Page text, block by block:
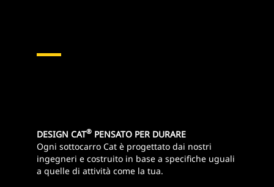
DESIGN CAT® PENSATO PER DURARE
Ogni sottocarro Cat è progettato dai nostri
ingegneri e costruito in base a specifiche uguali
a quelle di attività come la tua.